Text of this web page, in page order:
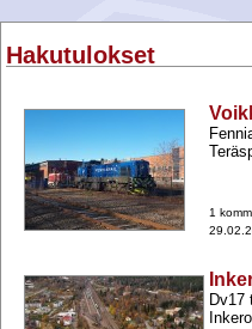
Hakutulokset
1
Dv17